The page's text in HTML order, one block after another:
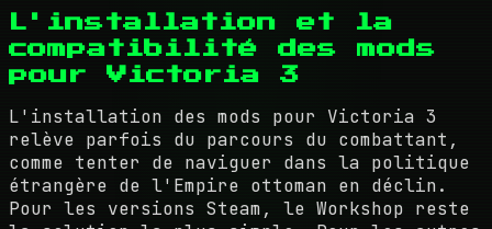
L'installation et la
compatibilité des mods
pour Victoria 3
L'installation des mods pour Victoria 3
relève parfois du parcours du combattant,
comme tenter de naviguer dans la politique
étrangère de l'Empire ottoman en déclin.
Pour les versions Steam, le Workshop reste